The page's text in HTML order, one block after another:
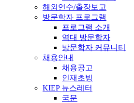
해외연수/출장보고
방문학자 프로그램
프로그램 소개
역대 방문학자
방문학자 커뮤니티
채용안내
채용공고
인재초빙
KIEP 뉴스레터
국문